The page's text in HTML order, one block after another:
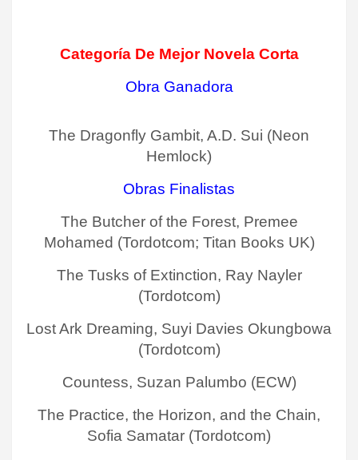
Categoría De Mejor Novela Corta
Obra Ganadora
The Dragonfly Gambit, A.D. Sui (Neon
Hemlock)
Obras Finalistas
The Butcher of the Forest, Premee
Mohamed (Tordotcom; Titan Books UK)
The Tusks of Extinction, Ray Nayler
(Tordotcom)
Lost Ark Dreaming, Suyi Davies Okungbowa
(Tordotcom)
Countess, Suzan Palumbo (ECW)
The Practice, the Horizon, and the Chain,
Sofia Samatar (Tordotcom)